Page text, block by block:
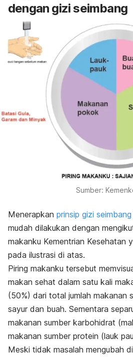
dengan gizi seimbang
Sumber:
Menerapkan prinsip gizi seimbang
mudah dilakukan dengan
makanku Kementrian Kesehatan
pada ilustrasi di atas.
Piring makanku tersebut
makan sehat dalam satu kali
(50%) dari total jumlah makanan
sayur dan buah. Sementara
makanan sumber karbohidrat
makanan sumber protein (lauk
Meski tidak masalah mengubah